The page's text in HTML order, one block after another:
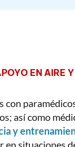
EN AIRE
con
y
en situaciones